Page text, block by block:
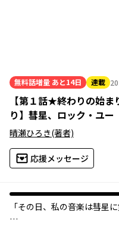
無料話増量 あと14日 連載
2026年05月25日
【第１話★終わりの始ま
り】 彗星、ロック・ユー
晴瀬ひろき(著者)
応援メッセージ
「――その日、私の音楽は彗星